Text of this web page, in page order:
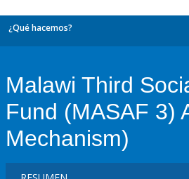
¿Qué hacemos?
Malawi Third
Fund (MASAF 3)
Mechanism)